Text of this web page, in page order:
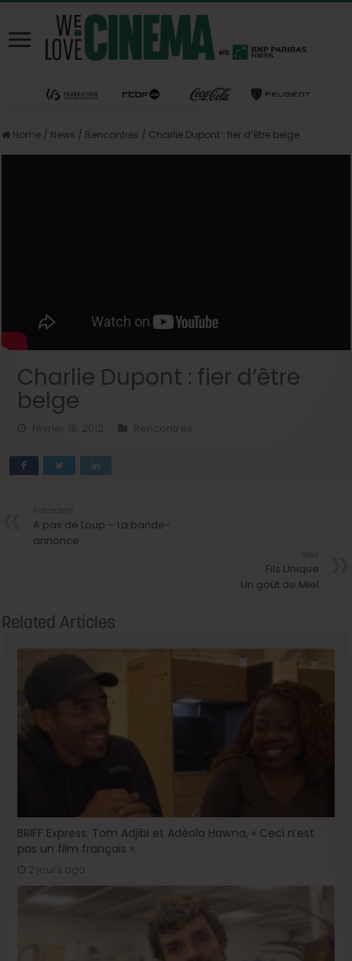
Home / News / Rencontres / Charlie Dupont : fier d’être belge
Charlie Dupont : fier d’être
belge
février 18, 2012 Rencontres
A pas de Loup – La bande-
annonce
Fils Unique
Un goût de Miel
Related Articles
BRIFF Express: Tom Adjibi et Adéola Hawna, « Ceci n’est
pas un film français ».
2 jours ago